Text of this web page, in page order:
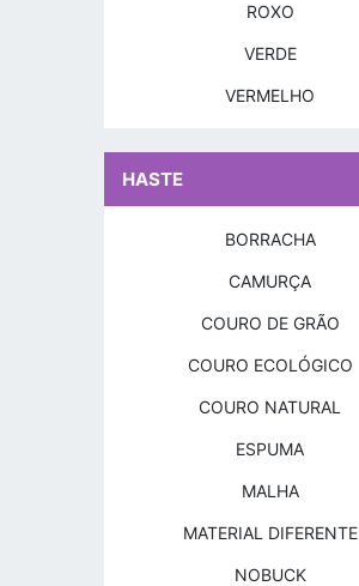
ROXO
VERDE
VERMELHO
HASTE
BORRACHA
CAMURÇA
COURO DE GRÃO
COURO ECOLÓGICO
COURO NATURAL
ESPUMA
MALHA
MATERIAL DIFERENTE
NOBUCK